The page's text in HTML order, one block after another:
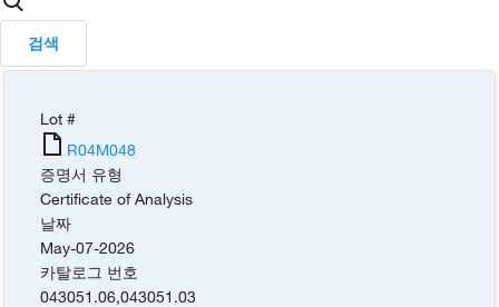
검색
Lot #
R04M048
증명서 유형
Certificate of Analysis
날짜
May-07-2026
카탈로그 번호
043051.06,043051.03